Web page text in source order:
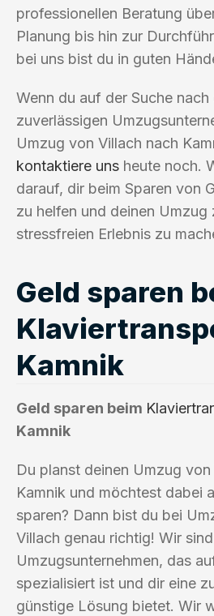
professionellen Beratung
Planung bis hin zur
bei uns bist du in guten
Wenn du auf der Suche nach
zuverlässigen
Umzug von Villach nach
kontaktiere uns heute noch.
darauf, dir beim Sparen von
zu helfen und deinen Umzug
stressfreien Erlebnis zu
Geld sparen
Kamnik
Geld sparen beim
Kamnik
Du planst deinen Umzug
Kamnik und möchtest dabei
sparen? Dann bist du bei
Villach genau richtig! Wir
Umzugsunternehmen, das
spezialisiert ist und dir eine
günstige Lösung bietet. Wir